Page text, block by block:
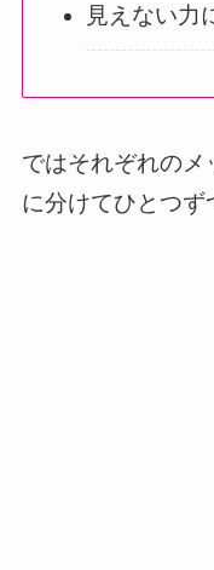
見えない力
ではそれぞれの
に分けてひとつず